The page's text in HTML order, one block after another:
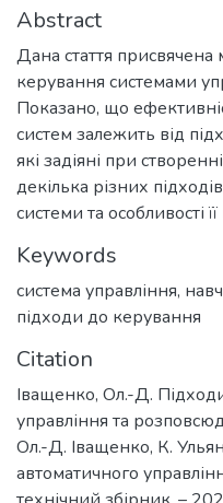
Abstract
Дана стаття присвячена
керування системами
Показано, що
систем залежить від
які задіяні при
декілька різних
системи та особливості її
Keywords
система управління,
підходи до керування
Citation
Іващенко, Ол.-Д.
управління та
Ол.-Д. Іващенко, К.
автоматичного